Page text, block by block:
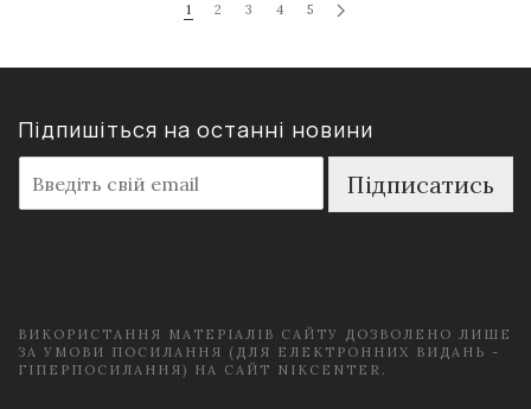
1 2 3 4 5
Підпишіться на останні новини
m
a
Підписатись
ВИКОРИСТАННЯ МАТЕРІАЛІВ САЙТУ ДОЗВОЛЕНО ЛИШЕ
ЗА УМОВИ ПОСИЛАННЯ (ДЛЯ ЕЛЕКТРОННИХ ВИДАНЬ -
ГІПЕРПОСИЛАННЯ) НА САЙТ NIKCENTER.